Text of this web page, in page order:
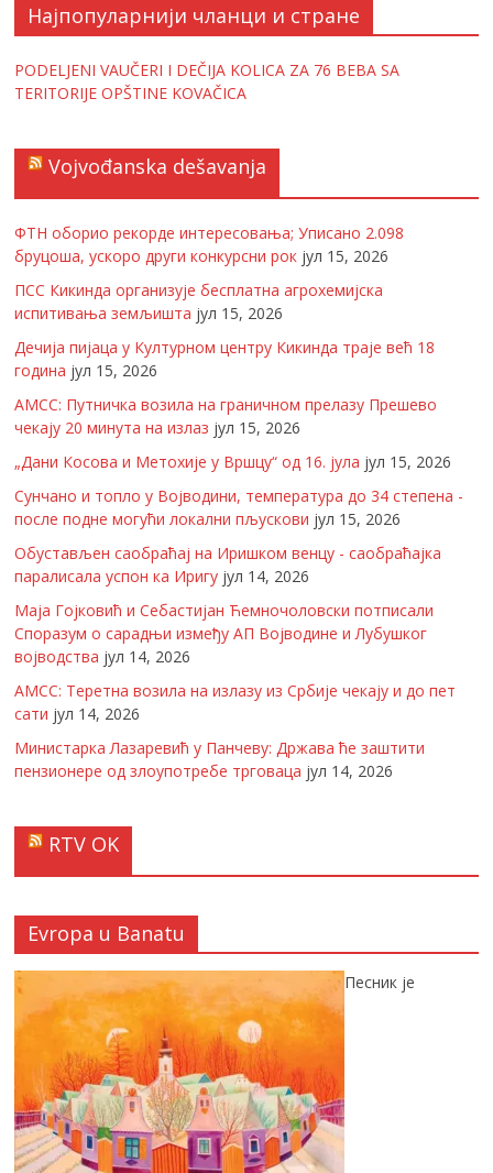
Најпопуларнији чланци и стране
PODELJENI VAUČERI I DEČIJA KOLICA ZA 76 BEBA SA
TERITORIJE OPŠTINE KOVAČICA
Vojvođanska dešavanja
ФТН оборио рекорде интересовања; Уписано 2.098
бруцоша, ускоро други конкурсни рок јул 15, 2026
ПСС Кикинда организује бесплатна агрохемијска
испитивања земљишта јул 15, 2026
Дечија пијаца у Културном центру Кикинда траје већ 18
година јул 15, 2026
АМСС: Путничка возила на граничном прелазу Прешево
чекају 20 минута на излаз јул 15, 2026
„Дани Косова и Метохије у Вршцу“ од 16. јула јул 15, 2026
Сунчано и топло у Војводини, температура до 34 степена -
после подне могући локални пљускови јул 15, 2026
Обустављен саобраћај на Иришком венцу - саобраћајка
паралисала успон ка Иригу јул 14, 2026
Маја Гојковић и Себастијан Ћемночоловски потписали
Споразум о сарадњи између АП Војводине и Лубушког
војводства јул 14, 2026
АМСС: Теретна возила на излазу из Србије чекају и до пет
сати јул 14, 2026
Министарка Лазаревић у Панчеву: Држава ће заштити
пензионере од злоупотребе трговаца јул 14, 2026
RTV OK
Evropa u Banatu
Песник је